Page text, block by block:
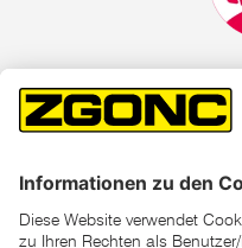
Tagen vor
unter den UVP